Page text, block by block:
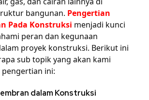
bangunan. Pengertian
Pada Konstruksi menjadi kunci
peran dan kegunaan
proyek konstruksi. Berikut ini
sub topik yang akan kami
pengertian ini:
dalam Konstruksi